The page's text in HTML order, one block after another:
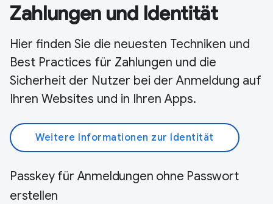
Zahlungen und Identität
Hier finden Sie die neuesten Techniken und
Best Practices für Zahlungen und die
Sicherheit der Nutzer bei der Anmeldung auf
Ihren Websites und in Ihren Apps.
Weitere Informationen zur Identität
Passkey für Anmeldungen ohne Passwort
erstellen